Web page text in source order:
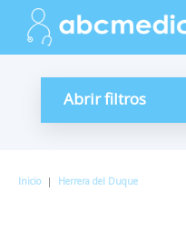
Abrir filtros
Inicio | Herrera del Duque